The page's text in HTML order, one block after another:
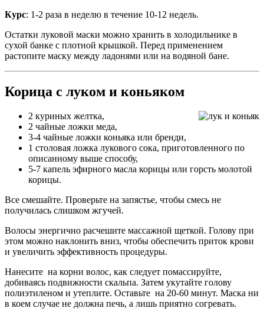
Курс: 1-2 раза в неделю в течение 10-12 недель.
Остатки луковой маски можно хранить в холодильнике в
сухой банке с плотной крышкой. Перед применением
растопите маску между ладонями или на водяной бане.
Корица с луком и коньяком
2 куриных желтка,
2 чайные ложки меда,
3-4 чайные ложки коньяка или бренди,
1 столовая ложка лукового сока, приготовленного по
описанному выше способу,
5-7 капель эфирного масла корицы или горсть молотой
корицы.
Все смешайте. Проверьте на запястье, чтобы смесь не
получилась слишком жгучей.
Волосы энергично расчешите массажной щеткой. Голову при
этом можно наклонить вниз, чтобы обеспечить приток крови
и увеличить эффективность процедуры.
Нанесите на корни волос, как следует помассируйте,
добиваясь подвижности скальпа. Затем укутайте голову
полиэтиленом и утеплите. Оставьте на 20-60 минут. Маска ни
в коем случае не должна печь, а лишь приятно согревать.